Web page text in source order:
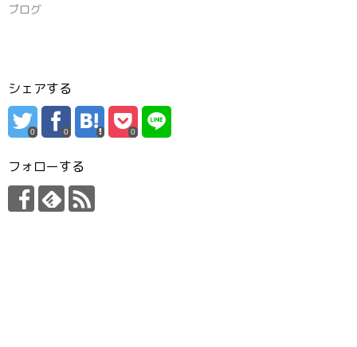
ブログ
シェアする
0 0 0
フォローする